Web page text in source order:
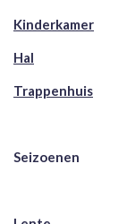
Kinderkamer
Hal
Trappenhuis
Seizoenen